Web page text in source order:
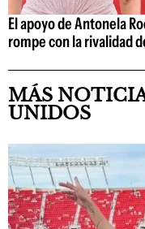
El apoyo de Antonela
rompe con la rivalidad
MÁS
UNIDOS